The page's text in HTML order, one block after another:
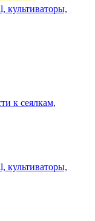
культиваторы,
к сеялкам,
культиваторы,